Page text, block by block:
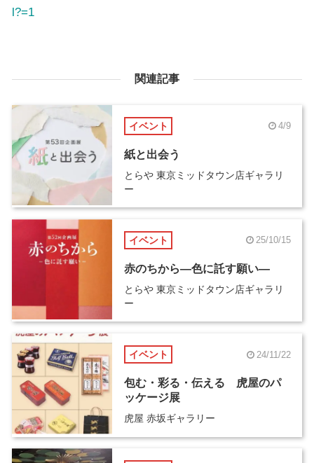
l?=1
関連記事
イベント 4/9
紙と出会う
とらや 東京ミッドタウン店ギャラリ
ー
イベント 25/10/15
赤のちから―色に託す願い―
とらや 東京ミッドタウン店ギャラリ
ー
イベント 24/11/22
包む・彩る・伝える 虎屋のパ
ッケージ展
虎屋 赤坂ギャラリー